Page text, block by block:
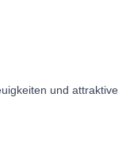
und attraktive